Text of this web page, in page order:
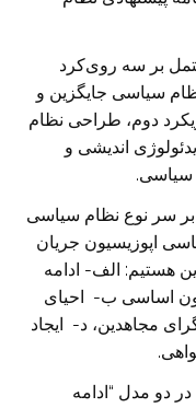
بر سه روی‌کرد
سیاسی جایگزین و
دوم، طراحی نظام
اندیشی و
سیاسی.
بر سر نوع نظام سیاسی
اپوزیسیون جریان
هستیم: الف- ادامه
اساسی ب- احیای
مجاهدین، د- ایجاد
دو مدل “ادامه